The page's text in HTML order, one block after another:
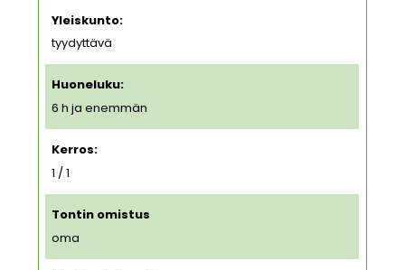
Yleiskunto:
tyydyttävä
Huoneluku:
6 h ja enemmän
Kerros:
1 / 1
Tontin omistus
oma